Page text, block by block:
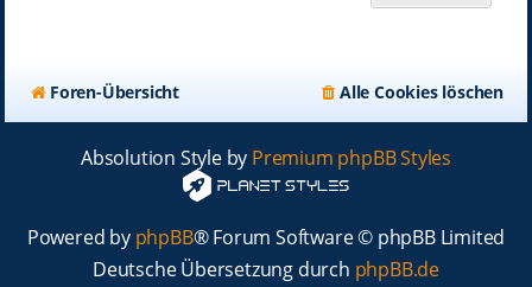
Foren-Übersicht Alle Cookies löschen
Absolution Style by Premium phpBB Styles
Powered by phpBB® Forum Software © phpBB Limited
Deutsche Übersetzung durch phpBB.de